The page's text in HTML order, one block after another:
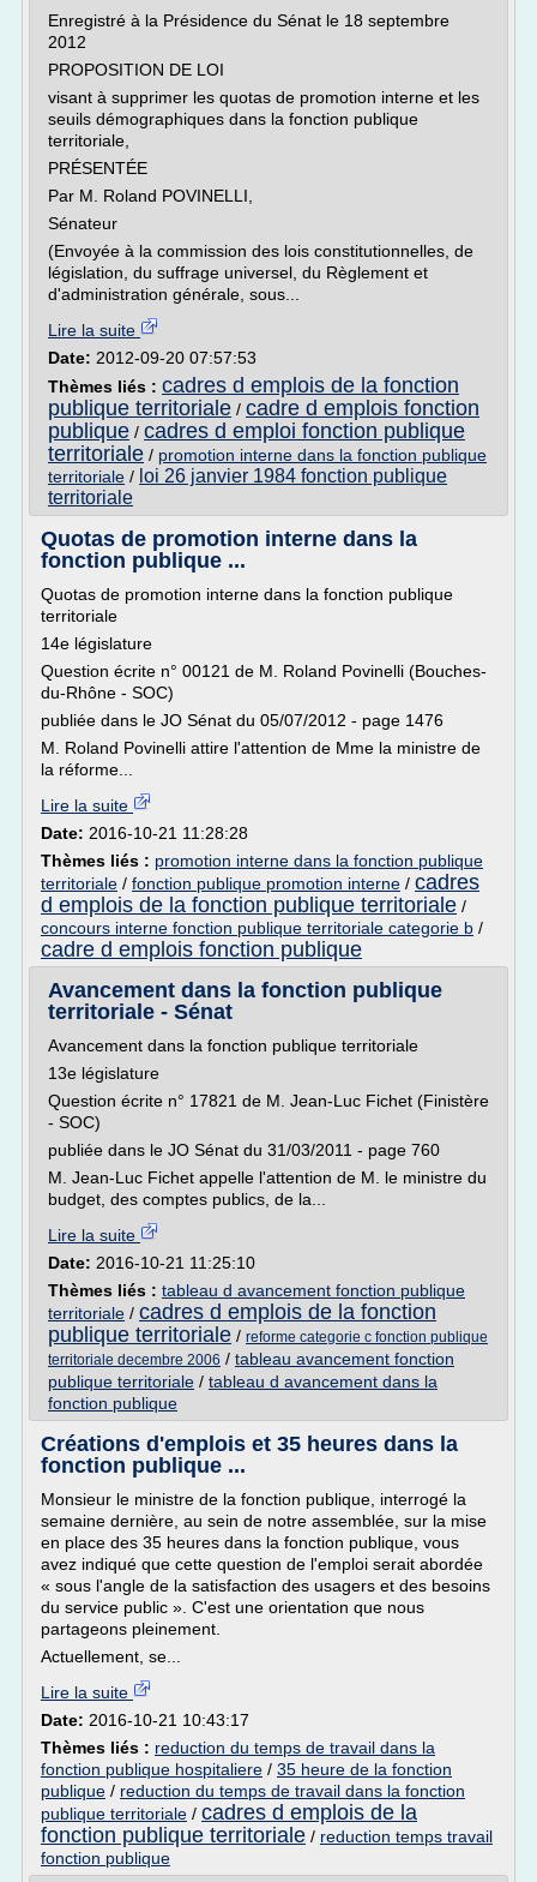
Enregistré à la Présidence du Sénat le 18 septembre
2012
PROPOSITION DE LOI
visant à supprimer les quotas de promotion interne et les
seuils démographiques dans la fonction publique
territoriale,
PRÉSENTÉE
Par M. Roland POVINELLI,
Sénateur
(Envoyée à la commission des lois constitutionnelles, de
législation, du suffrage universel, du Règlement et
d'administration générale, sous...
Lire la suite
Date: 2012-09-20 07:57:53
Thèmes liés : cadres d emplois de la fonction
publique territoriale / cadre d emplois fonction
publique / cadres d emploi fonction publique
territoriale / promotion interne dans la fonction publique
territoriale / loi 26 janvier 1984 fonction publique
territoriale
Quotas de promotion interne dans la
fonction publique ...
Quotas de promotion interne dans la fonction publique
territoriale
14e législature
Question écrite n° 00121 de M. Roland Povinelli (Bouches-
du-Rhône - SOC)
publiée dans le JO Sénat du 05/07/2012 - page 1476
M. Roland Povinelli attire l'attention de Mme la ministre de
la réforme...
Lire la suite
Date: 2016-10-21 11:28:28
Thèmes liés : promotion interne dans la fonction publique
territoriale / fonction publique promotion interne / cadres
d emplois de la fonction publique territoriale /
concours interne fonction publique territoriale categorie b /
cadre d emplois fonction publique
Avancement dans la fonction publique
territoriale - Sénat
Avancement dans la fonction publique territoriale
13e législature
Question écrite n° 17821 de M. Jean-Luc Fichet (Finistère
- SOC)
publiée dans le JO Sénat du 31/03/2011 - page 760
M. Jean-Luc Fichet appelle l'attention de M. le ministre du
budget, des comptes publics, de la...
Lire la suite
Date: 2016-10-21 11:25:10
Thèmes liés : tableau d avancement fonction publique
territoriale / cadres d emplois de la fonction
publique territoriale / reforme categorie c fonction publique
territoriale decembre 2006 / tableau avancement fonction
publique territoriale / tableau d avancement dans la
fonction publique
Créations d'emplois et 35 heures dans la
fonction publique ...
Monsieur le ministre de la fonction publique, interrogé la
semaine dernière, au sein de notre assemblée, sur la mise
en place des 35 heures dans la fonction publique, vous
avez indiqué que cette question de l'emploi serait abordée
« sous l'angle de la satisfaction des usagers et des besoins
du service public ». C'est une orientation que nous
partageons pleinement.
Actuellement, se...
Lire la suite
Date: 2016-10-21 10:43:17
Thèmes liés : reduction du temps de travail dans la
fonction publique hospitaliere / 35 heure de la fonction
publique / reduction du temps de travail dans la fonction
publique territoriale / cadres d emplois de la
fonction publique territoriale / reduction temps travail
fonction publique